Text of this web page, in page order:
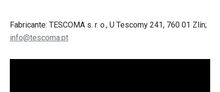
Fabricante: TESCOMA s. r. o., U Tescomy 241, 760 01 Zlín;
info@tescoma.pt